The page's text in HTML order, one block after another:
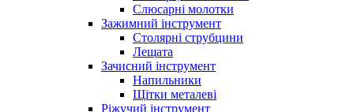
Слюсарні молотки
Зажимний інструмент
Столярні струбцини
Лещата
Зачисний інструмент
Напильники
Щітки металеві
Ріжучий інструмент